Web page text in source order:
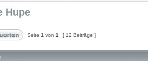
Hupe
Seite 1 von 1 [ 12 Beiträge ]